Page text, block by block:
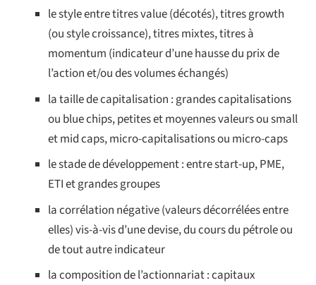
le style entre titres value (décotés), titres growth
(ou style croissance), titres mixtes, titres à
momentum (indicateur d’une hausse du prix de
l’action et/ou des volumes échangés)
la taille de capitalisation : grandes capitalisations
ou blue chips, petites et moyennes valeurs ou small
et mid caps, micro-capitalisations ou micro-caps
le stade de développement : entre start-up, PME,
ETI et grandes groupes
la corrélation négative (valeurs décorrélées entre
elles) vis-à-vis d’une devise, du cours du pétrole ou
de tout autre indicateur
la composition de l’actionnariat : capitaux